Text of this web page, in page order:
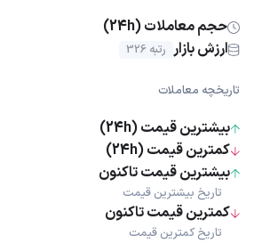
حجم معاملات (24h)
ارزش بازار رتبه 326
تاریخچه معاملات
بیشترین قیمت (24h)
کمترین قیمت (24h)
بیشترین قیمت تاکنون
تاریخ بیشترین قیمت
کمترین قیمت تاکنون
تاریخ کمترین قیمت